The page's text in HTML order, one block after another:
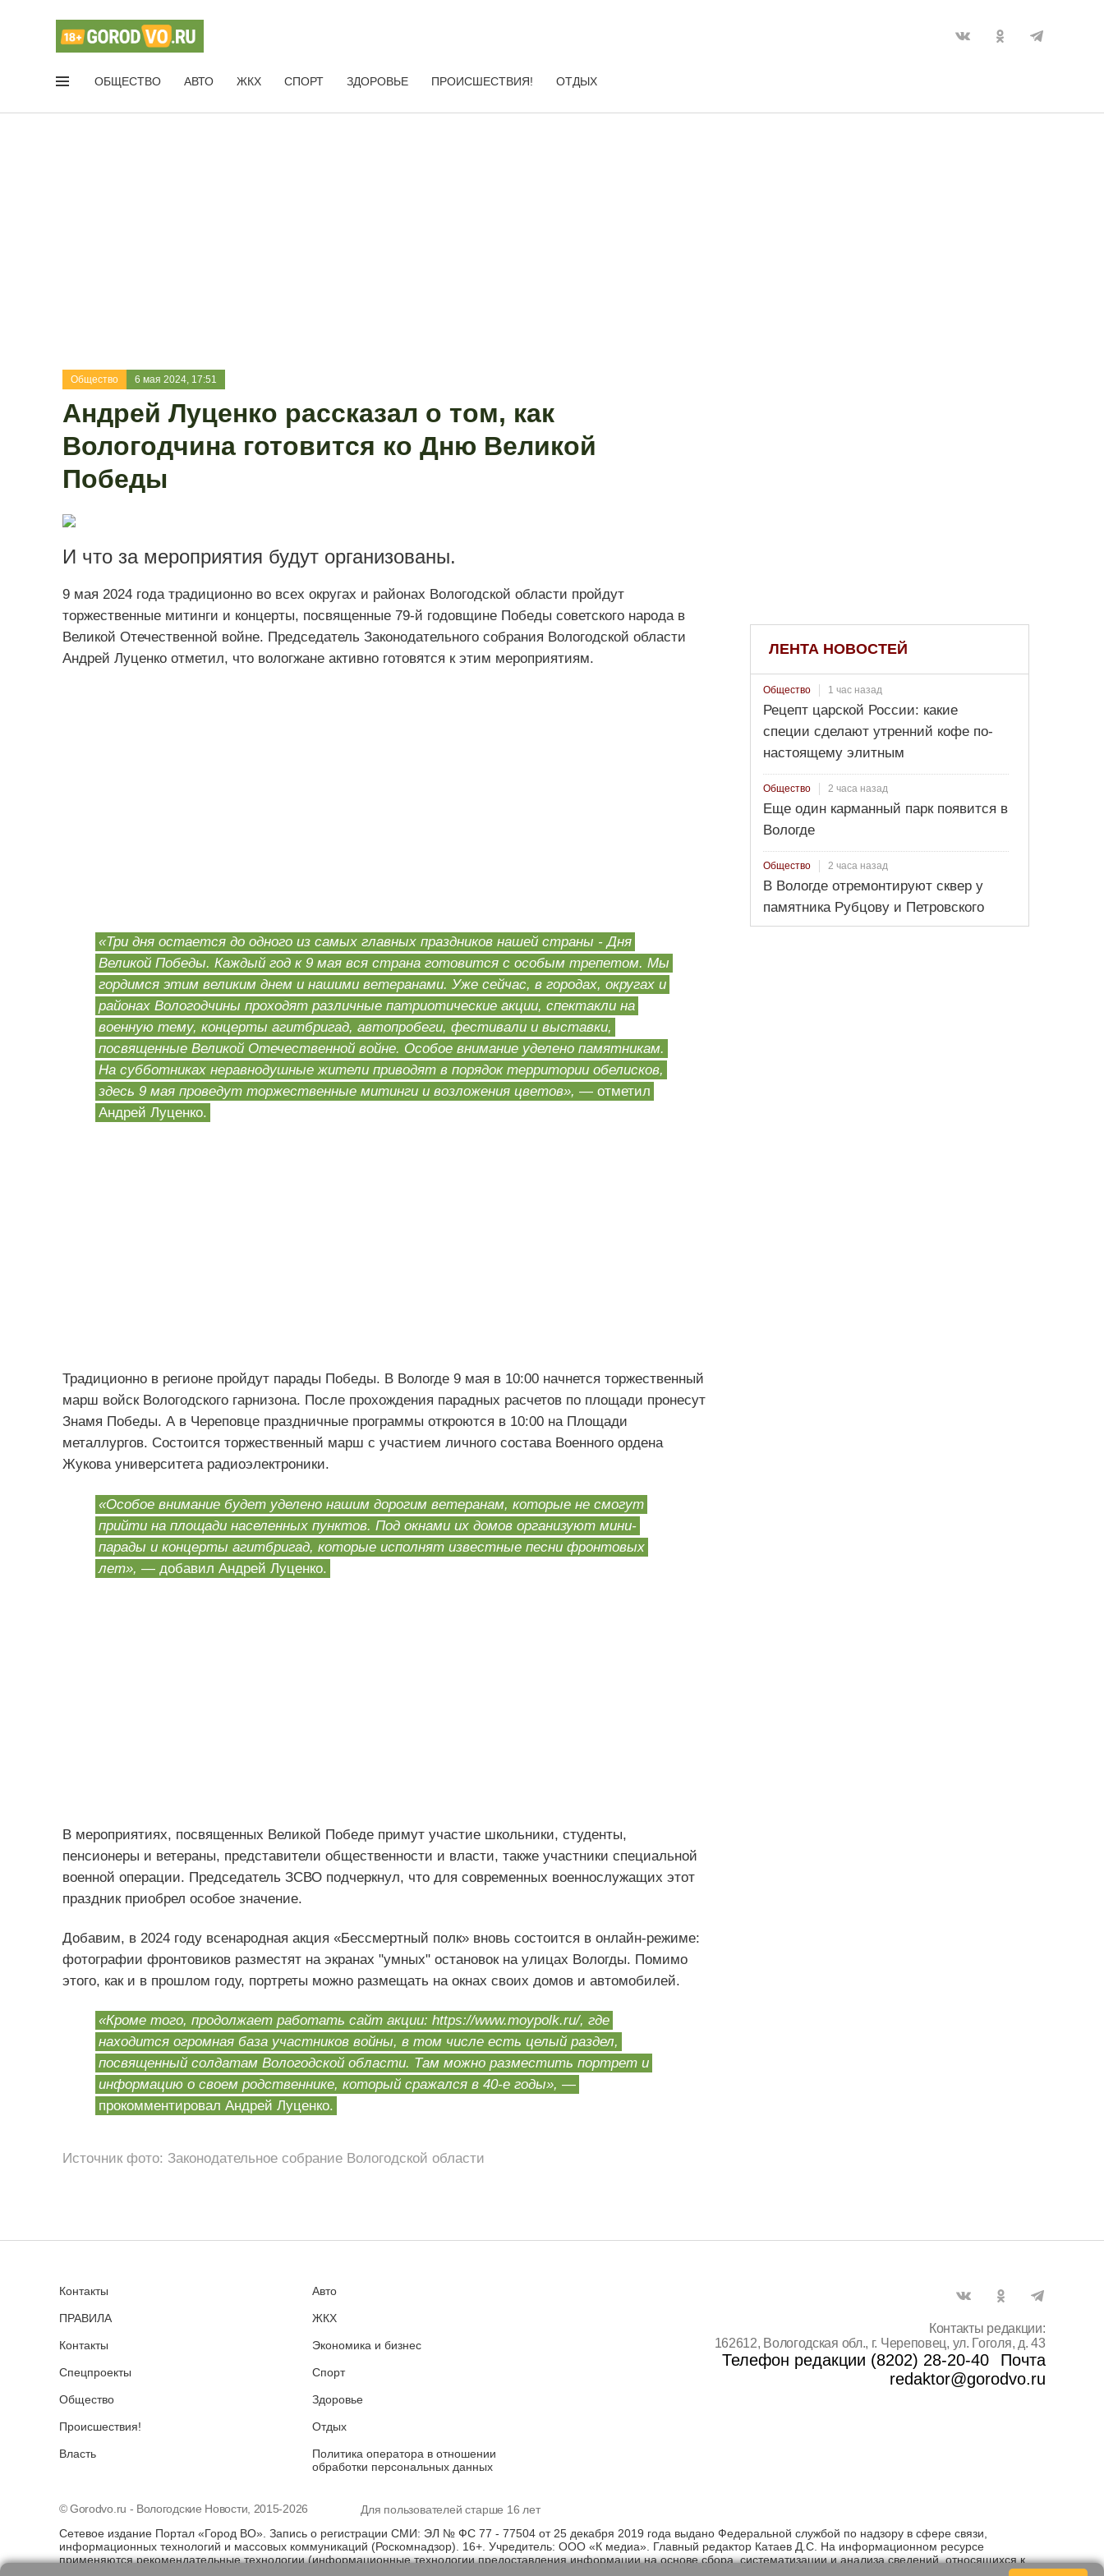
ОБЩЕСТВО АВТО ЖКХ СПОРТ ЗДОРОВЬЕ ПРОИСШЕСТВИЯ! ОТДЫХ
Общество 6 мая 2024, 17:51
Андрей Луценко рассказал о том, как
Вологодчина готовится ко Дню Великой
Победы
И что за мероприятия будут организованы.
9 мая 2024 года традиционно во всех округах и районах Вологодской области пройдут
торжественные митинги и концерты, посвященные 79-й годовщине Победы советского народа в
Великой Отечественной войне. Председатель Законодательного собрания Вологодской области
Андрей Луценко отметил, что вологжане активно готовятся к этим мероприятиям.
«Три дня остается до одного из самых главных праздников нашей страны - Дня
Великой Победы. Каждый год к 9 мая вся страна готовится с особым трепетом. Мы
гордимся этим великим днем и нашими ветеранами. Уже сейчас, в городах, округах и
районах Вологодчины проходят различные патриотические акции, спектакли на
военную тему, концерты агитбригад, автопробеги, фестивали и выставки,
посвященные Великой Отечественной войне. Особое внимание уделено памятникам.
На субботниках неравнодушные жители приводят в порядок территории обелисков,
здесь 9 мая проведут торжественные митинги и возложения цветов», — отметил
Андрей Луценко.
Традиционно в регионе пройдут парады Победы. В Вологде 9 мая в 10:00 начнется торжественный
марш войск Вологодского гарнизона. После прохождения парадных расчетов по площади пронесут
Знамя Победы. А в Череповце праздничные программы откроются в 10:00 на Площади
металлургов. Состоится торжественный марш с участием личного состава Военного ордена
Жукова университета радиоэлектроники.
«Особое внимание будет уделено нашим дорогим ветеранам, которые не смогут
прийти на площади населенных пунктов. Под окнами их домов организуют мини-
парады и концерты агитбригад, которые исполнят известные песни фронтовых
лет», — добавил Андрей Луценко.
В мероприятиях, посвященных Великой Победе примут участие школьники, студенты,
пенсионеры и ветераны, представители общественности и власти, также участники специальной
военной операции. Председатель ЗСВО подчеркнул, что для современных военнослужащих этот
праздник приобрел особое значение.
Добавим, в 2024 году всенародная акция «Бессмертный полк» вновь состоится в онлайн-режиме:
фотографии фронтовиков разместят на экранах "умных" остановок на улицах Вологды. Помимо
этого, как и в прошлом году, портреты можно размещать на окнах своих домов и автомобилей.
«Кроме того, продолжает работать сайт акции: https://www.moypolk.ru/, где
находится огромная база участников войны, в том числе есть целый раздел,
посвященный солдатам Вологодской области. Там можно разместить портрет и
информацию о своем родственнике, который сражался в 40-е годы», —
прокомментировал Андрей Луценко.
Источник фото: Законодательное собрание Вологодской области
ЛЕНТА НОВОСТЕЙ
Общество 1 час назад
Рецепт царской России: какие
специи сделают утренний кофе по-
настоящему элитным
Общество 2 часа назад
Еще один карманный парк появится в
Вологде
Общество 2 часа назад
В Вологде отремонтируют сквер у
памятника Рубцову и Петровского
домика
Контакты
ПРАВИЛА
Контакты
Спецпроекты
Общество
Происшествия!
Власть
Авто
ЖКХ
Экономика и бизнес
Спорт
Здоровье
Отдых
Политика оператора в отношении
обработки персональных данных
Контакты редакции:
162612, Вологодская обл., г. Череповец, ул. Гоголя, д. 43
Телефон редакции (8202) 28-20-40
Почта
redaktor@gorodvo.ru
© Gorodvo.ru - Вологодские Новости, 2015-2026
Для пользователей старше 16 лет
Сетевое издание Портал «Город ВО». Запись о регистрации СМИ: ЭЛ № ФС 77 - 77504 от 25 декабря 2019 года выдано Федеральной службой по надзору в сфере связи,
информационных технологий и массовых коммуникаций (Роскомнадзор). 16+. Учредитель: ООО «К медиа». Главный редактор Катаев Д.С. На информационном ресурсе
применяются рекомендательные технологии (информационные технологии предоставления информации на основе сбора, систематизации и анализа сведений, относящихся к